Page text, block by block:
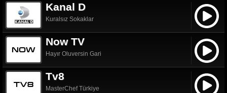
Kanal D
Kuralsız Sokaklar
Now TV
Hayır Oluversin Gari
Tv8
MasterChef Türkiye